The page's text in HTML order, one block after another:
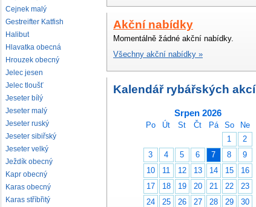
Cejnek malý
Gestreifter Katfish
Halibut
Hlavatka obecná
Hrouzek obecný
Jelec jesen
Jelec tloušť
Jeseter bílý
Jeseter malý
Jeseter ruský
Jeseter sibiřský
Jeseter velký
Ježdík obecný
Kapr obecný
Karas obecný
Karas stříbřitý
Akční nabídky
Momentálně žádné akční nabídky.
Všechny akční nabídky »
Kalendář rybářských akcí
Srpen 2026
Po Út St Čt Pá So
Ne
1
2
3
4 5 6 7 8
9
10
11 12 13 14 15
16
17
18 19 20 21 22
23
24
25 26 27 28 29
30